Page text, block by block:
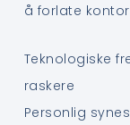
å forlate
Teknologiske
raskere
Personlig